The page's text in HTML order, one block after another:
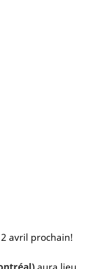
avril prochain!